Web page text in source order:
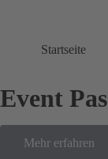
Startseite
Event
Mehr erfahren